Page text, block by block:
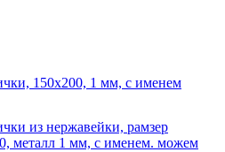
150х200, 1 мм, с именем
из нержавейки, рамзер
металл 1 мм, с именем. можем